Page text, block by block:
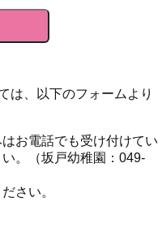
は、以下のフォームより
お電話でも受け付けてい
。（坂戸幼稚園：049-
さい。